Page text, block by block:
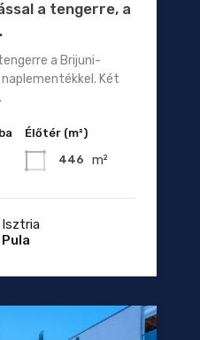
a tengerre, a
a Brijuni-
Két
Élőtér (m²)
446 m²
Isztria
Pula